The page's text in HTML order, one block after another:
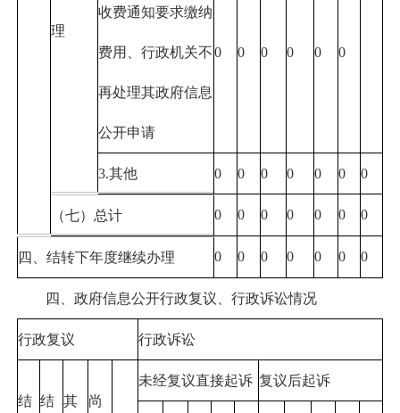
理
收费通知要求缴纳
费用、行政机关不
再处理其政府信息
公开申请
0 0 0 0 0 0
3.其他 0 0 0 0 0 0 0
（七）总计 0 0 0 0 0 0 0
四、结转下年度继续办理 0 0 0 0 0 0 0
四、政府信息公开行政复议、行政诉讼情况
行政复议 行政诉讼
结 结 其 尚
未经复议直接起诉 复议后起诉